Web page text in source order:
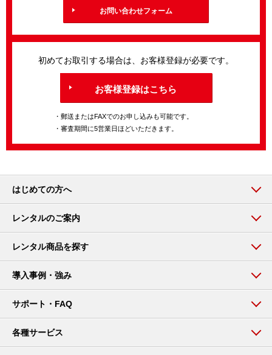
お問い合わせフォーム
初めてお取引する場合は、お客様登録が必要です。
お客様登録はこちら
・郵送またはFAXでのお申し込みも可能です。
・審査期間に5営業日ほどいただきます。
はじめての方へ
レンタルのご案内
レンタル商品を探す
導入事例・強み
サポート・FAQ
各種サービス